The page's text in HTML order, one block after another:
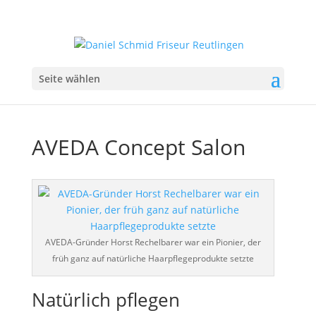
Seite wählen
AVEDA Concept Salon
AVEDA-Gründer Horst Rechelbarer war ein Pionier, der
früh ganz auf natürliche Haarpflegeprodukte setzte
Natürlich pflegen